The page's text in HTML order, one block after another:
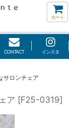
カート
CONTACT インスタ
サロンチェア
ア [F25-0319]